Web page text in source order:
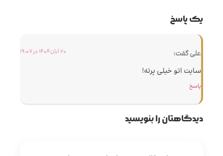
یک پاسخ
علیگفت: 20 آبان 1404 در 19:07
سایت اتو خیلی پرته!
پاسخ
دیدگاهتان را بنویسید